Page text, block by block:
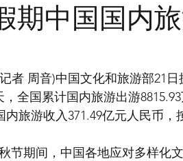
大学中国校友会
期中国国内
者 周音)中国文化和旅游部21
全国累计国内旅游出游
旅游收入371.49亿元人民币，
期间，中国各地应对多样化